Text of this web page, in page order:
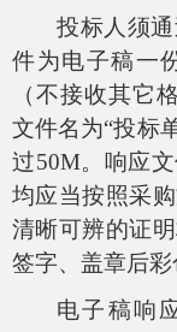
投标人须
件为电子稿一
（不接收其它
文件名为“投标
过50M。响应
均应当按照采
清晰可辨的证
签字、盖章后
电子稿响